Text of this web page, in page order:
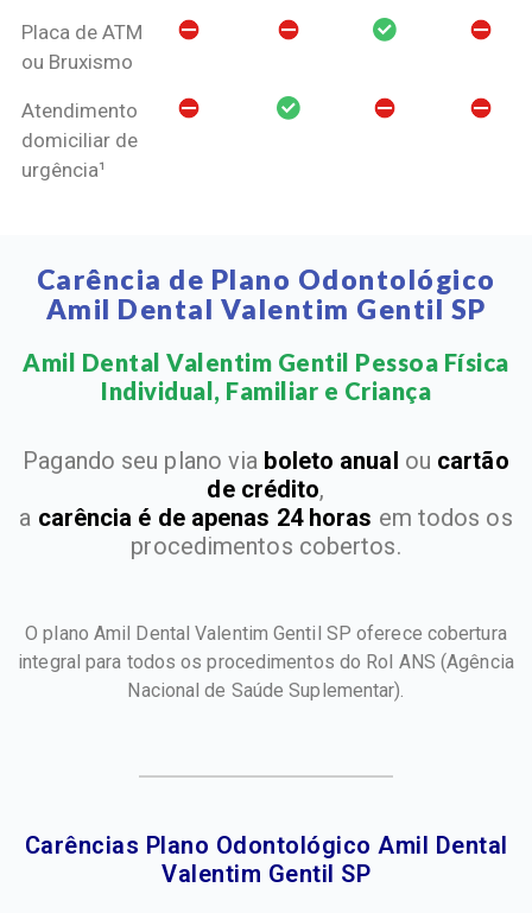
Placa de ATM
ou Bruxismo
Atendimento
domiciliar de
urgência¹
Carência de Plano Odontológico
Amil Dental Valentim Gentil SP
Amil Dental Valentim Gentil Pessoa Física
Individual, Familiar e Criança​
Pagando seu plano via boleto anual ou cartão
de crédito,
a carência é de apenas 24 horas em todos os
procedimentos cobertos.
O plano Amil Dental Valentim Gentil SP oferece cobertura
integral para todos os procedimentos do Rol ANS (Agência
Nacional de Saúde Suplementar).
Carências Plano Odontológico Amil Dental
Valentim Gentil SP​